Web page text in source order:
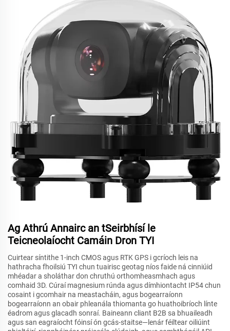
Ag Athrú Annairc an tSeirbhísí le
Teicneolaíocht Camáin Dron TYI
Cuirtear síntithe 1-inch CMOS agus RTK GPS i gcríoch leis na
hathracha fhoilsiú TYI chun tuairisc geotag níos faide ná cinniúid
mhéadar a sholáthar don chruthú orthomheasmhach agus
comhaid 3D. Cúraí magnesium rúnda agus dímhiontacht IP54 chun
cosaint i gcomhair na meastacháin, agus bogearraíonn
bogearraíonn an obair phleanála thiomanta go huathoibríoch línte
éadrom agus glacadh sonraí. Baineann cliant B2B sa bhuaileadh
agus san eagraíocht fóinsí ón gcás-staitse—lenár féiltear oiliúint